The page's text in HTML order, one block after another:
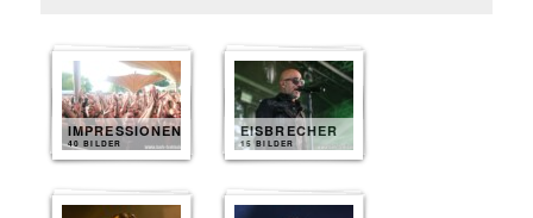
IMPRESSIONEN
40 BILDER
EISBRECHER
15 BILDER